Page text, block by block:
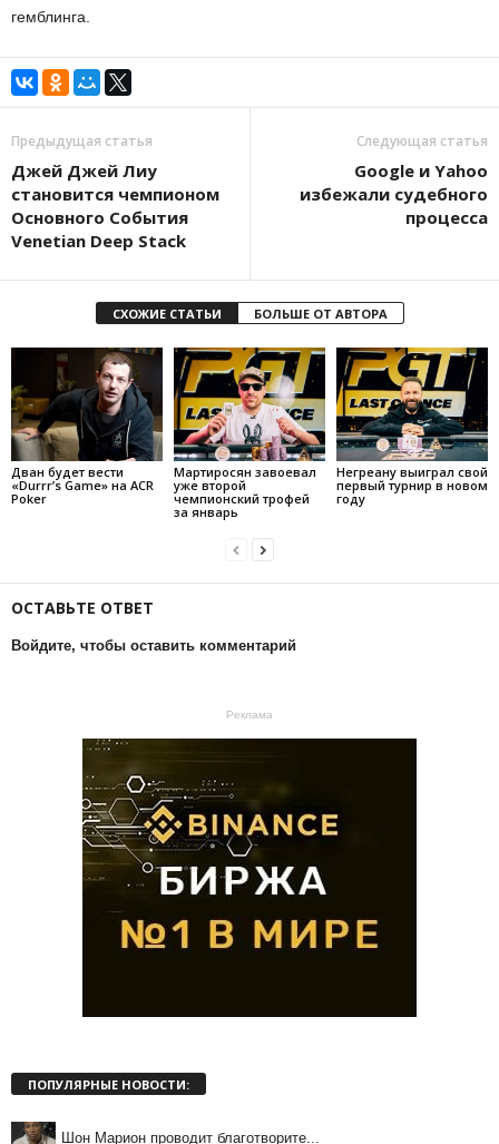
гемблинга.
Предыдущая статья
Джей Джей Лиу
становится чемпионом
Основного События
Venetian Deep Stack
Следующая статья
Google и Yahoo
избежали судебного
процесса
СХОЖИЕ СТАТЬИ БОЛЬШЕ ОТ АВТОРА
Дван будет вести
«Durrr’s Game» на ACR
Poker
Мартиросян завоевал
уже второй
чемпионский трофей
за январь
Негреану выиграл свой
первый турнир в новом
году
ОСТАВЬТЕ ОТВЕТ
Войдите, чтобы оставить комментарий
Реклама
ПОПУЛЯРНЫЕ НОВОСТИ:
Шон Марион проводит благотворите...